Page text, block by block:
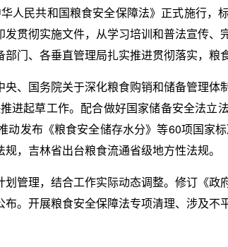
人民共和国粮食安全保障法》正式施行
贯彻实施文件，从学习培训和普法宣传、
门、各垂直管理局扎实推进贯彻落实，粮
央、国务院关于深化粮食购销和储备管理
进起草工作。配合做好国家储备安全法立
发布《粮食安全储存水分》等60项国家
，吉林省出台粮食流通省级地方性法规。
划管理，结合工作实际动态调整。修订《
。开展粮食安全保障法专项清理、涉及